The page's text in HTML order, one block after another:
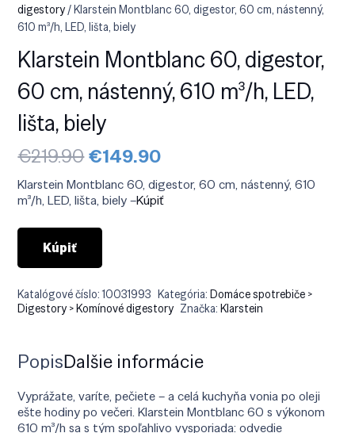
digestory/ Klarstein Montblanc 60, digestor, 60 cm, nástenný,
610 m³/h, LED, lišta, biely
Klarstein Montblanc 60, digestor,
60 cm, nástenný, 610 m³/h, LED,
lišta, biely
€219.90Pôvodná
cena
bola:
€219.90.
€149.90Aktuálna
je:
€149.90.
Klarstein Montblanc 60, digestor, 60 cm, nástenný, 610
m³/h, LED, lišta, biely –Kúpiť
Kúpiť
Katalógové číslo:10031993 Kategória:Domáce spotrebiče >
Digestory > Komínové digestory Značka:Klarstein
PopisĎalšie informácie
Vyprážate, varíte, pečiete – a celá kuchyňa vonia po oleji
ešte hodiny po večeri. Klarstein Montblanc 60 s výkonom
610 m³/h sa s tým spoľahlivo vysporiada: odvedie